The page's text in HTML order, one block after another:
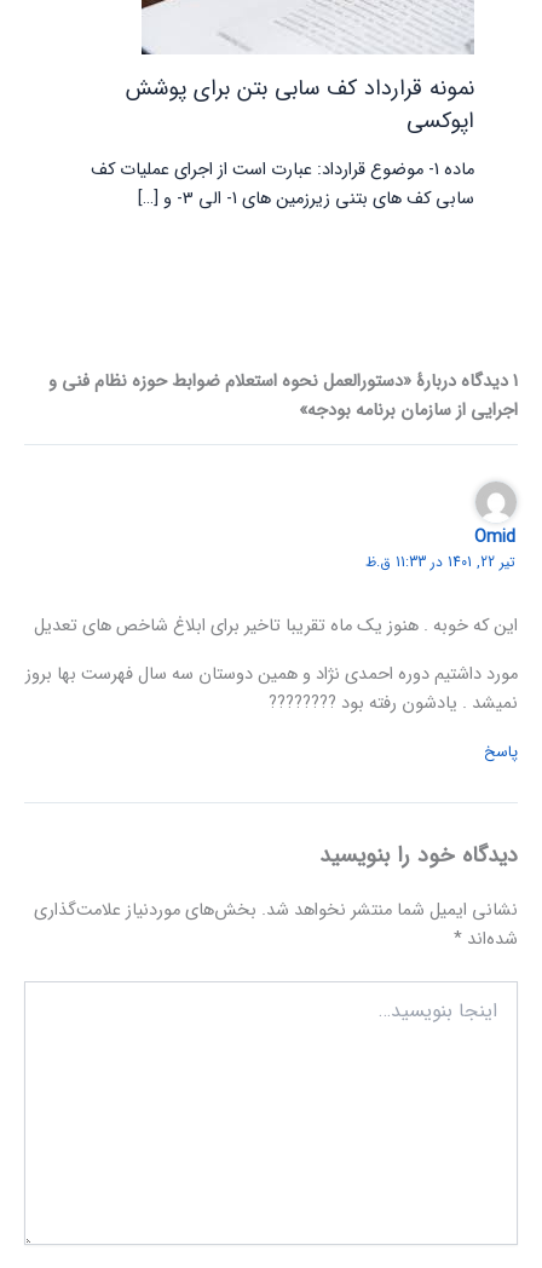
نمونه قرارداد کف سابی بتن برای پوشش
اپوکسی
ماده 1- موضوع قرارداد: عبارت است از اجرای عملیات کف
سابی کف های بتنی زیرزمین های 1- الی 3- و […]
1 دیدگاه دربارهٔ «دستورالعمل نحوه استعلام ضوابط حوزه نظام فنی و
اجرایی از سازمان برنامه بودجه»
Omid
تیر 22, 1401 در 11:33 ق.ظ
این که خوبه . هنوز یک ماه تقریبا تاخیر برای ابلاغ شاخص های تعدیل
مورد داشتیم دوره احمدی نژاد و همین دوستان سه سال فهرست بها بروز
نمیشد . یادشون رفته بود ????????
پاسخ
دیدگاه‌ خود را بنویسید
نشانی ایمیل شما منتشر نخواهد شد. بخش‌های موردنیاز علامت‌گذاری
شده‌اند *
بنویسید…